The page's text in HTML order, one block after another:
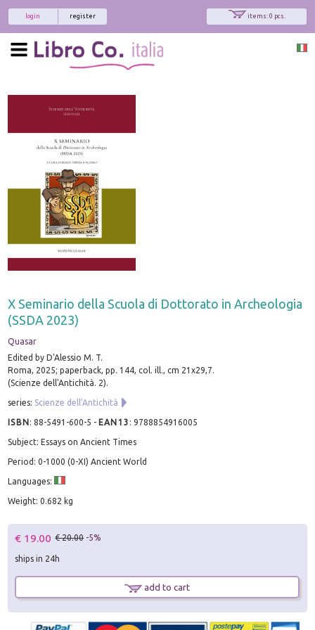
items: 0 pcs.
register
login
X Seminario della Scuola di Dottorato in Archeologia
(SSDA 2023)
Quasar
Edited by D'Alessio M. T.
Roma, 2025; paperback, pp. 144, col. ill., cm 21x29,7.
(Scienze dell'Antichità. 2).
series: Scienze dell'Antichità
ISBN:88-5491-600-5 - EAN13 :9788854916005
Subject: Essays on Ancient Times
Period: 0-1000 (0-XI) Ancient World
Languages:
Weight: 0.682 kg
€ 19.00 € 20.00 -5%
ships in 24h
add to cart